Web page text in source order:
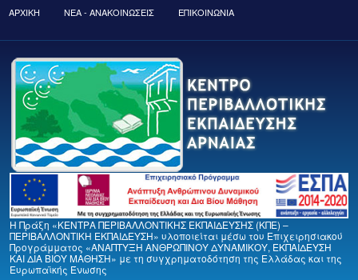
ΑΡΧΙΚΉ ΝΈΑ - ΑΝΑΚΟΙΝΏΣΕΙΣ ΕΠΙΚΟΙΝΩΝΙΑ
Η Πράξη «ΚΕΝΤΡΑ ΠΕΡΙΒΑΛΛΟΝΤΙΚΗΣ ΕΚΠΑΙΔΕΥΣΗΣ (ΚΠΕ) –
ΠΕΡΙΒΑΛΛΟΝΤΙΚΗ ΕΚΠΑΙΔΕΥΣΗ» υλοποιείται μέσω του Επιχειρησιακού
Προγράμματος «ΑΝΑΠΤΥΞΗ ΑΝΘΡΩΠΙΝΟΥ ΔΥΝΑΜΙΚΟΥ, ΕΚΠΑΙΔΕΥΣΗ
ΚΑΙ ΔΙΑ ΒΙΟΥ ΜΑΘΗΣΗ» με τη συγχρηματοδότηση της Ελλάδας και της
Ευρωπαϊκής Ένωσης